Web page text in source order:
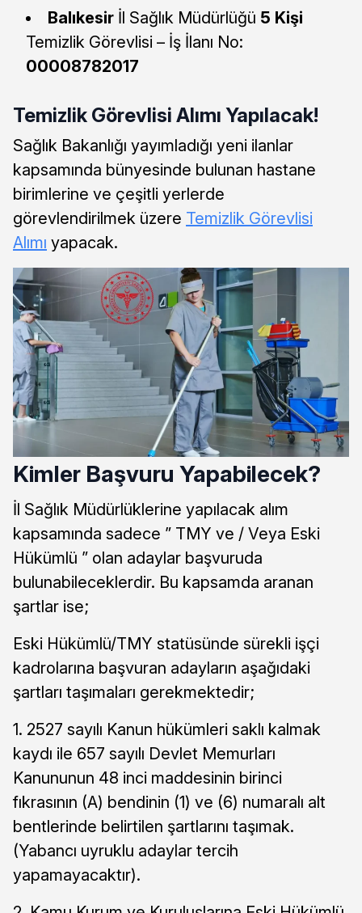
Balıkesir İl Sağlık Müdürlüğü 5 Kişi
Temizlik Görevlisi – İş İlanı No:
00008782017
Temizlik Görevlisi Alımı Yapılacak!
Sağlık Bakanlığı yayımladığı yeni ilanlar
kapsamında bünyesinde bulunan hastane
birimlerine ve çeşitli yerlerde
görevlendirilmek üzere Temizlik Görevlisi
Alımı yapacak.
Kimler Başvuru Yapabilecek?
İl Sağlık Müdürlüklerine yapılacak alım
kapsamında sadece ” TMY ve / Veya Eski
Hükümlü ” olan adaylar başvuruda
bulunabileceklerdir. Bu kapsamda aranan
şartlar ise;
Eski Hükümlü/TMY statüsünde sürekli işçi
kadrolarına başvuran adayların aşağıdaki
şartları taşımaları gerekmektedir;
1. 2527 sayılı Kanun hükümleri saklı kalmak
kaydı ile 657 sayılı Devlet Memurları
Kanununun 48 inci maddesinin birinci
fıkrasının (A) bendinin (1) ve (6) numaralı alt
bentlerinde belirtilen şartlarını taşımak.
(Yabancı uyruklu adaylar tercih
yapamayacaktır).